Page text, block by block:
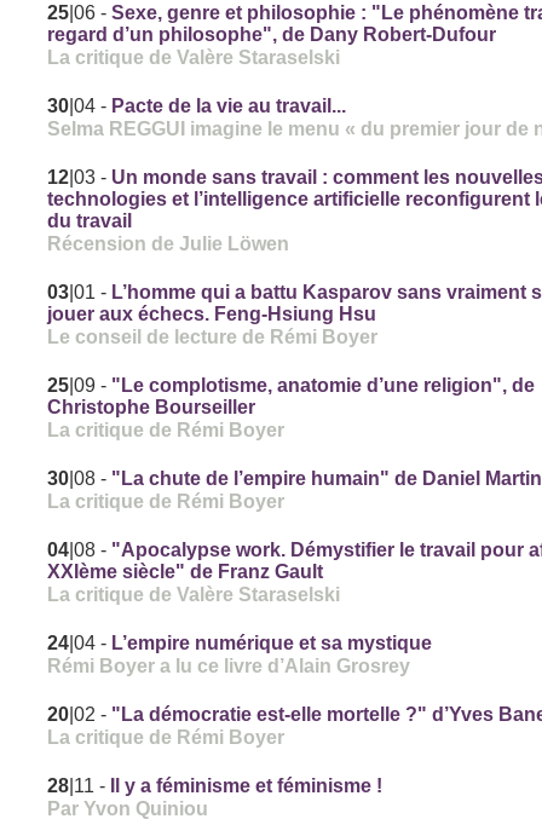
25|06 -Sexe, genre et philosophie : "Le phénomène
regard d’un philosophe", de Dany Robert-Dufour
La critique de Valère Staraselski
30|04 - Pacte de la vie au travail...
Selma REGGUI imagine le menu « du premier jour de
12|03 - Un monde sans travail : comment les
technologies et l’intelligence artificielle reconfigurent
du travail
Récension de Julie Löwen
03|01 - L’homme qui a battu Kasparov sans vraiment
jouer aux échecs. Feng-Hsiung Hsu
Le conseil de lecture de Rémi Boyer
25|09 - "Le complotisme, anatomie d’une religion", de
Christophe Bourseiller
La critique de Rémi Boyer
30|08 - "La chute de l’empire humain" de Daniel
La critique de Rémi Boyer
04|08 - "Apocalypse work. Démystifier le travail pour
XXIème siècle" de Franz Gault
La critique de Valère Staraselski
24|04 - L’empire numérique et sa mystique
Rémi Boyer a lu ce livre d’Alain Grosrey
20|02 - "La démocratie est-elle mortelle ?" d’Yves
La critique de Rémi Boyer
28|11 - Il y a féminisme et féminisme !
Par Yvon Quiniou